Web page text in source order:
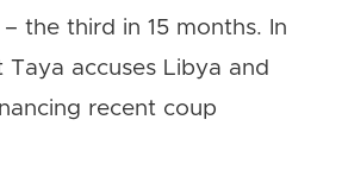
the third in 15 months. In
Taya accuses Libya and
recent coup